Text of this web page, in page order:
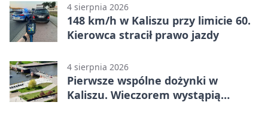
4 sierpnia 2026
148 km/h w Kaliszu przy limicie 60.
Kierowca stracił prawo jazdy
4 sierpnia 2026
Pierwsze wspólne dożynki w
Kaliszu. Wieczorem wystąpią